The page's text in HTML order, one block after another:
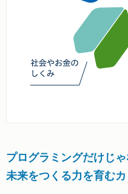
プログラミングだけじゃ
未来をつくる力を育む